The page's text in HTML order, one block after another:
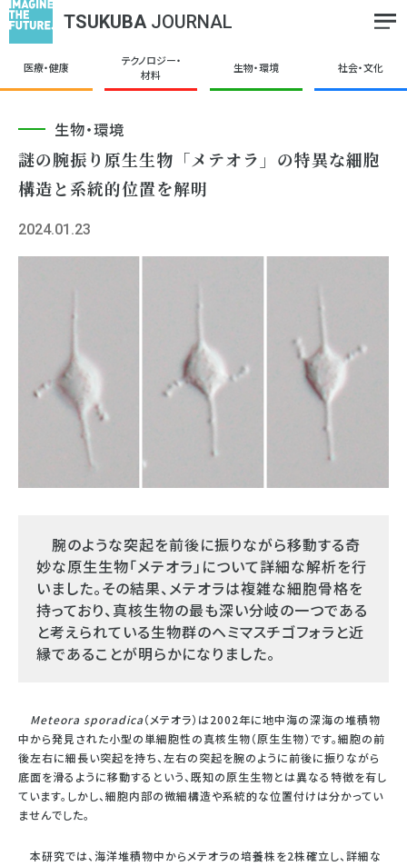
TSUKUBA JOURNAL
医療・健康
テクノロジー・
材料
生物・環境 社会・文化
生物・環境
謎の腕振り原⽣⽣物「メテオラ」の特異な細胞
構造と系統的位置を解明
2024.01.23
腕のような突起を前後に振りながら移動する奇
妙な原⽣⽣物「メテオラ」について詳細な解析を⾏
いました。その結果、メテオラは複雑な細胞⾻格を
持っており、真核⽣物の最も深い分岐の⼀つである
と考えられている⽣物群のヘミマスチゴフォラと近
縁であることが明らかになりました。
Meteora sporadica（メテオラ）は2002年に地中海の深海の堆積物
中から発⾒された⼩型の単細胞性の真核⽣物（原⽣⽣物）です。細胞の前
後左右に細⻑い突起を持ち、左右の突起を腕のように前後に振りながら
底⾯を滑るように移動するという、既知の原⽣⽣物とは異なる特徴を有し
ています。しかし、細胞内部の微細構造や系統的な位置付けは分かってい
ませんでした。
本研究では、海洋堆積物中からメテオラの培養株を2株確⽴し、詳細な